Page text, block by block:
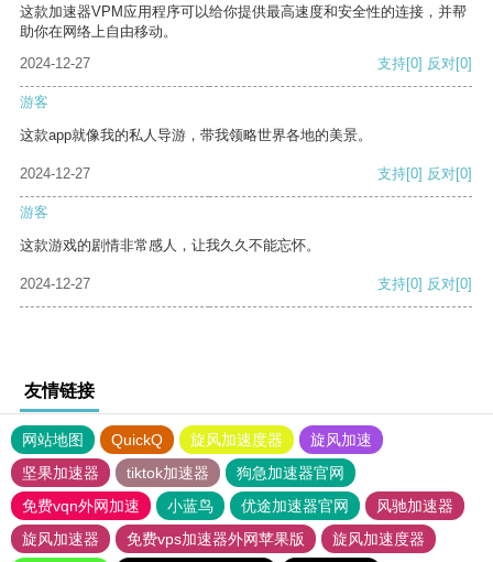
这款加速器VPM应用程序可以给你提供最高速度和安全性的连接，并帮
助你在网络上自由移动。
2024-12-27
支持[0] 反对[0]
游客
这款app就像我的私人导游，带我领略世界各地的美景。
2024-12-27 支持[0] 反对[0]
游客
这款游戏的剧情非常感人，让我久久不能忘怀。
2024-12-27 支持[0] 反对[0]
友情链接
网站地图 QuickQ 旋风加速度器
旋风加速
坚果加速器
tiktok加速器
狗急加速器官网
免费vqn外网加速
小蓝鸟 优途加速器官网
风驰加速器
旋风加速器
免费vps加速器外网苹果版
旋风加速度器